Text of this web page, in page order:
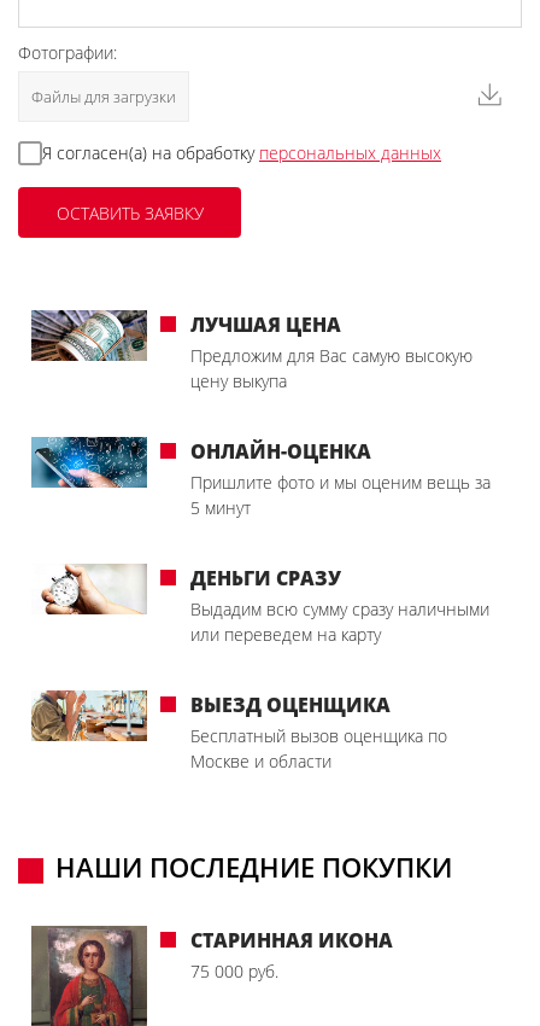
Фотографии:
Файлы для загрузки
Я согласен(а) на обработку персональных данных
ЛУЧШАЯ ЦЕНА
Предложим для Вас самую высокую
цену выкупа
ОНЛАЙН-ОЦЕНКА
Пришлите фото и мы оценим вещь за
5 минут
ДЕНЬГИ СРАЗУ
Выдадим всю сумму сразу наличными
или переведем на карту
ВЫЕЗД ОЦЕНЩИКА
Бесплатный вызов оценщика по
Москве и области
НАШИ ПОСЛЕДНИЕ ПОКУПКИ
СТАРИННАЯ ИКОНА
75 000 руб.